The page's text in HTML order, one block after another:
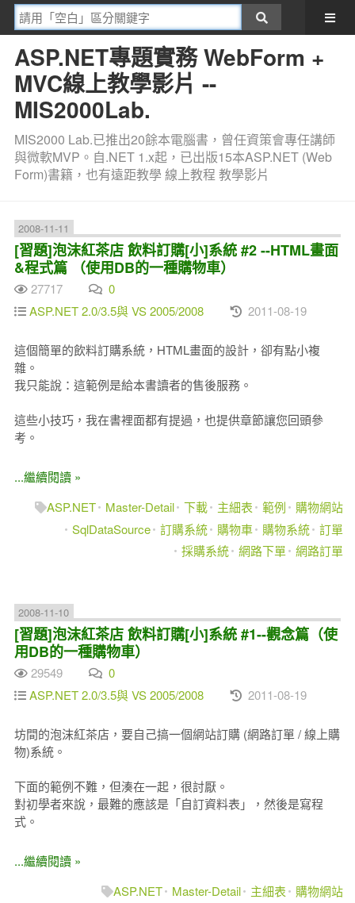
ASP.NET專題實務 WebForm +
MVC線上教學影片 --
MIS2000Lab.
MIS2000 Lab.已推出20餘本電腦書，曾任資策會專任講師
與微軟MVP。自.NET 1.x起，已出版15本ASP.NET (Web
Form)書籍，也有遠距教學 線上教程 教學影片
2008-11-11
[習題]泡沫紅茶店 飲料訂購[小]系統 #2 --HTML畫面
&程式篇 （使用DB的一種購物車）
27717
0
ASP.NET 2.0/3.5與 VS 2005/2008
2011-08-19
這個簡單的飲料訂購系統，HTML畫面的設計，卻有點小複
雜。
我只能說：這範例是給本書讀者的售後服務。
這些小技巧，我在書裡面都有提過，也提供章節讓您回頭參
考。
...繼續閱讀 »
ASP.NET
Master-Detail 下載 主細表 範例
購物網站
SqlDataSource 訂購系統 購物車 購物系統 訂單
採購系統 網路下單 網路訂單
2008-11-10
[習題]泡沫紅茶店 飲料訂購[小]系統 #1--觀念篇（使
用DB的一種購物車）
29549
0
ASP.NET 2.0/3.5與 VS 2005/2008
2011-08-19
坊間的泡沫紅茶店，要自己搞一個網站訂購 (網路訂單 / 線上購
物)系統。
下面的範例不難，但湊在一起，很討厭。
對初學者來說，最難的應該是「自訂資料表」，然後是寫程
式。
...繼續閱讀 »
ASP.NET
Master-Detail 主細表
購物網站